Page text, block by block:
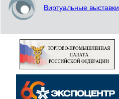
Виртуальные выставки